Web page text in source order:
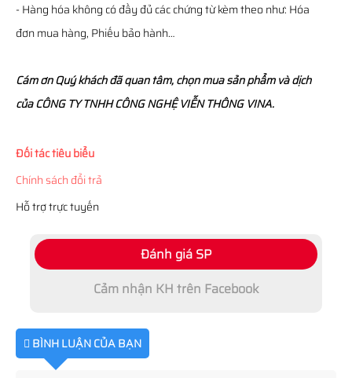
- Hàng hóa không có đầy đủ các chứng từ kèm theo như: Hóa
đơn mua hàng, Phiếu bảo hành…
Cám ơn Quý khách đã quan tâm, chọn mua sản phẩm và dịch
của CÔNG TY TNHH CÔNG NGHỆ VIỄN THÔNG VINA.
Đối tác tiêu biểu
Chính sách đổi trả
Hỗ trợ trực tuyến
Đánh giá SP
Cảm nhận KH trên Facebook
BÌNH LUẬN CỦA BẠN